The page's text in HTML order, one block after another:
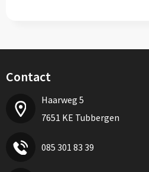
Contact
Haarweg 5
7651 KE Tubbergen
085 301 83 39